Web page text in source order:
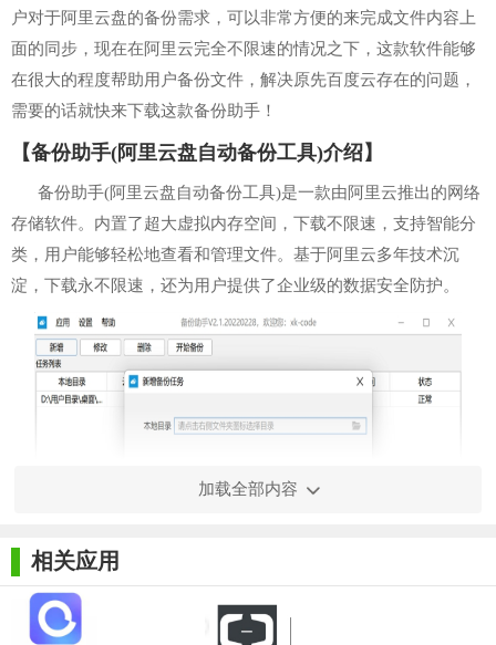
户对于阿里云盘的备份需求，可以非常方便的来完成文件内容上
面的同步，现在在阿里云完全不限速的情况之下，这款软件能够
在很大的程度帮助用户备份文件，解决原先百度云存在的问题，
需要的话就快来下载这款备份助手！
【备份助手(阿里云盘自动备份工具)介绍】
备份助手(阿里云盘自动备份工具)是一款由阿里云推出的网络
存储软件。内置了超大虚拟内存空间，下载不限速，支持智能分
类，用户能够轻松地查看和管理文件。基于阿里云多年技术沉
淀，下载永不限速，还为用户提供了企业级的数据安全防护。
加载全部内容
相关应用